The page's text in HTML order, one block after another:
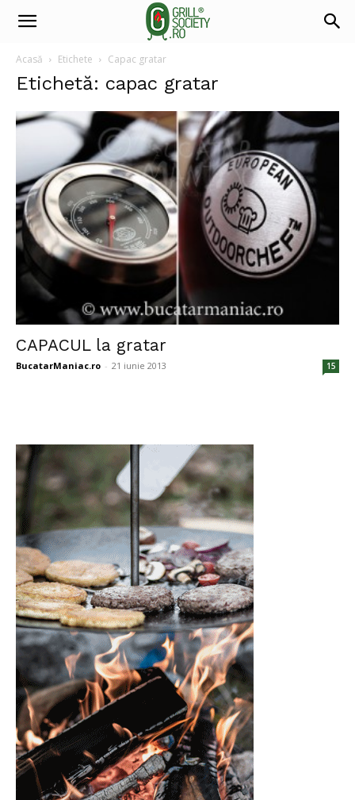
Acasă Etichete Capac gratar
Etichetă: capac gratar
CAPACUL la gratar
BucatarManiac.ro - 21 iunie 2013 15